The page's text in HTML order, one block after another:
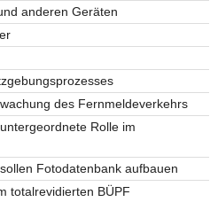
anderen Geräten
des Fernmeldeverkehrs
Rolle im
Fotodatenbank aufbauen
totalrevidierten BÜPF